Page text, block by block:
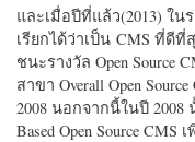
และเมื่อปีที่แล้ว(2013) ใน
เรียกได้ว่าเป็น CMS ที่ดีที่
ชนะรางวัล Open Source
สาขา Overall Open
2008 นอกจากนี้ในปี 2008
Based Open Source